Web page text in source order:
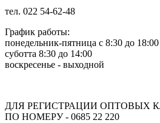
тел. 022 54-62-48
График работы:
понедельник-пятница с 8:30 до 18:00
суботта 8:30 до 14:00
воскресенье - выходной
ДЛЯ РЕГИСТРАЦИИ ОПТОВЫХ
ПО НОМЕРУ - 0685 22 220